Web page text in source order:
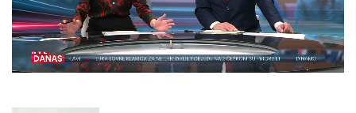
Unmute /
Loaded:
21.29%